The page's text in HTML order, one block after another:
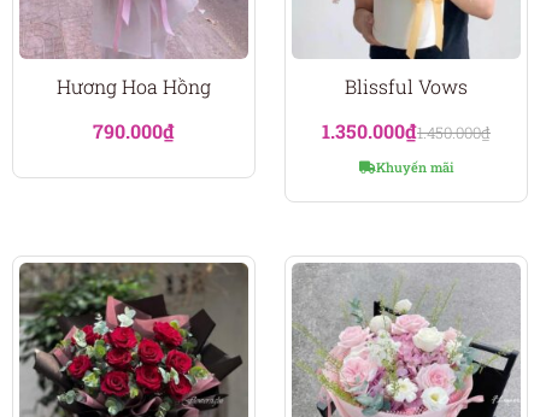
Hương Hoa Hồng
790.000₫
Blissful Vows
1.350.000₫1.450.000₫
Khuyến mãi